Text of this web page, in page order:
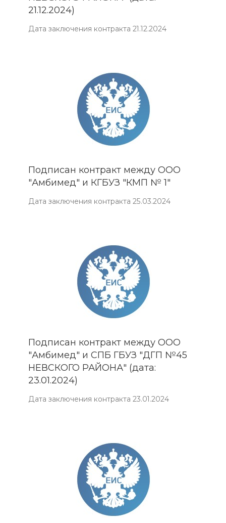
21.12.2024)
Дата заключения контракта 21.12.2024
Подписан контракт между ООО
"Амбимед" и КГБУЗ "КМП № 1"
Дата заключения контракта 25.03.2024
Подписан контракт между ООО
"Амбимед" и СПБ ГБУЗ "ДГП №45
НЕВСКОГО РАЙОНА" (дата:
23.01.2024)
Дата заключения контракта 23.01.2024